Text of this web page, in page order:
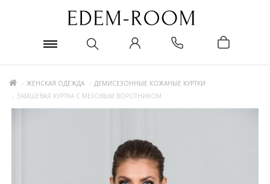
ЖЕНСКАЯ ОДЕЖДА
ДЕМИСЕЗОННЫЕ КОЖАНЫЕ КУРТКИ
ЗАМШЕВАЯ КУРТКА С МЕХОВЫМ ВОРОТНИКОМ